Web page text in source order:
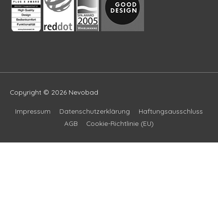
Copyright © 2026 Nevobad
Impressum Datenschutzerklärung
Haftungsausschluss
AGB
Cookie-Richtlinie (EU)